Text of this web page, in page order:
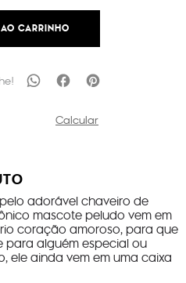
CARRINHO
Calcular
adorável chaveiro de
mascote peludo vem em
coração amoroso, para que
para alguém especial ou
ele ainda vem em uma caixa